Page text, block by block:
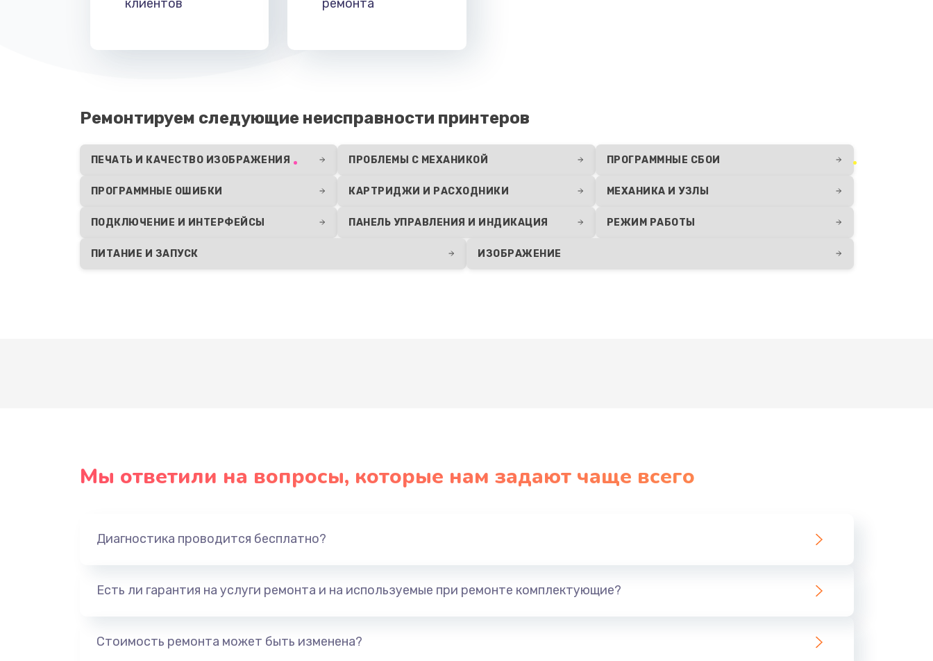
клиентов
ремонта
Ремонтируем следующие неисправности принтеров
ПЕЧАТЬ И КАЧЕСТВО ИЗОБРАЖЕНИЯ ПРОБЛЕМЫ С МЕХАНИКОЙ ПРОГРАММНЫЕ СБОИ
ПРОГРАММНЫЕ ОШИБКИ КАРТРИДЖИ И РАСХОДНИКИ МЕХАНИКА И УЗЛЫ
ПОДКЛЮЧЕНИЕ И ИНТЕРФЕЙСЫ ПАНЕЛЬ УПРАВЛЕНИЯ И ИНДИКАЦИЯ РЕЖИМ РАБОТЫ
ПИТАНИЕ И ЗАПУСК ИЗОБРАЖЕНИЕ
Мы ответили на вопросы, которые нам задают чаще всего
Диагностика проводится бесплатно?
Есть ли гарантия на услуги ремонта и на используемые при ремонте комплектующие?
Стоимость ремонта может быть изменена?